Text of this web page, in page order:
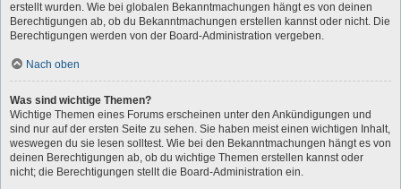
erstellt wurden. Wie bei globalen Bekanntmachungen hängt es von deinen
Berechtigungen ab, ob du Bekanntmachungen erstellen kannst oder nicht. Die
Berechtigungen werden von der Board-Administration vergeben.
Nach oben
Was sind wichtige Themen?
Wichtige Themen eines Forums erscheinen unter den Ankündigungen und
sind nur auf der ersten Seite zu sehen. Sie haben meist einen wichtigen Inhalt,
weswegen du sie lesen solltest. Wie bei den Bekanntmachungen hängt es von
deinen Berechtigungen ab, ob du wichtige Themen erstellen kannst oder
nicht; die Berechtigungen stellt die Board-Administration ein.